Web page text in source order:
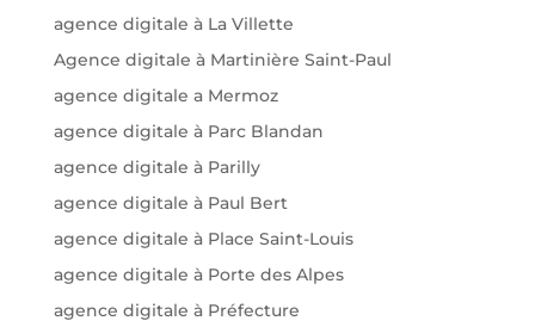
agence digitale à La Villette
Agence digitale à Martinière Saint-Paul
agence digitale a Mermoz
agence digitale à Parc Blandan
agence digitale à Parilly
agence digitale à Paul Bert
agence digitale à Place Saint-Louis
agence digitale à Porte des Alpes
agence digitale à Préfecture